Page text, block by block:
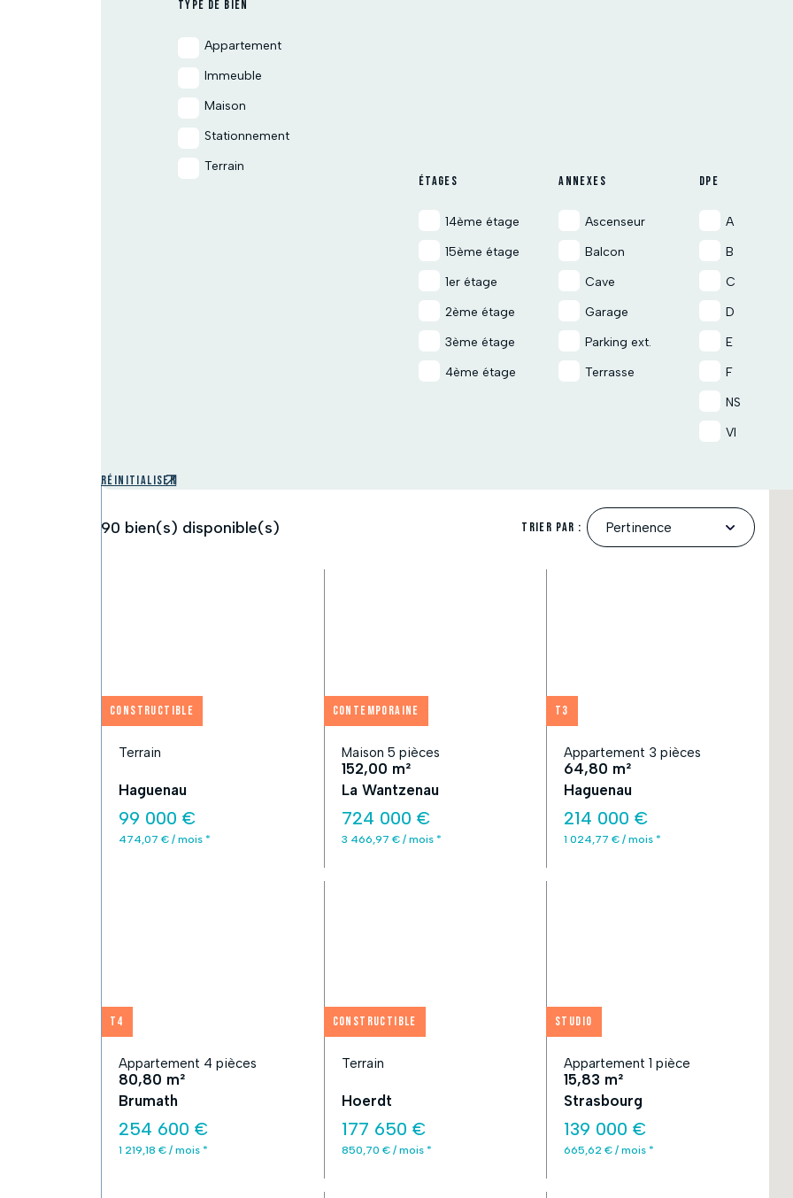
TYPE DE BIEN
Appartement
Immeuble
Maison
Stationnement
Terrain
ÉTAGES
14ème étage
15ème étage
1er étage
2ème étage
3ème étage
4ème étage
ANNEXES
Ascenseur
Balcon
Cave
Garage
Parking ext.
Terrasse
DPE
A
B
C
D
E
F
NS
VI
Réinitialiser
90 bien(s) disponible(s) Trier par :
Constructible
Terrain
Haguenau
99 000 €
474,07 € / mois *
Contemporaine
Maison 5 pièces
152,00 m²
La Wantzenau
724 000 €
3 466,97 € / mois *
T3
Appartement 3 pièces
64,80 m²
Haguenau
214 000 €
1 024,77 € / mois *
T4
Appartement 4 pièces
80,80 m²
Brumath
254 600 €
1 219,18 € / mois *
Constructible
Terrain
Hoerdt
177 650 €
850,70 € / mois *
Studio
Appartement 1 pièce
15,83 m²
Strasbourg
139 000 €
665,62 € / mois *